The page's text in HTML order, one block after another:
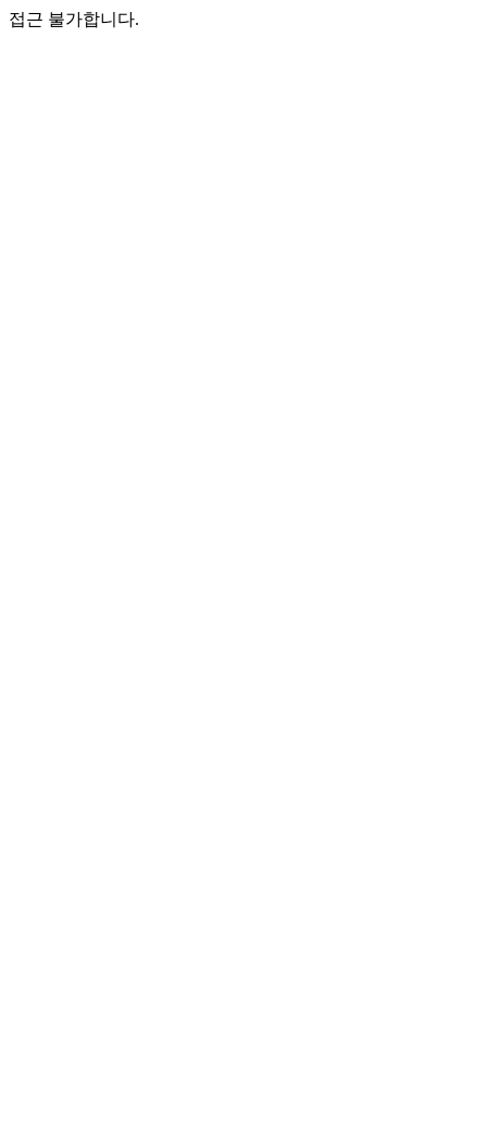
접근 불가합니다.